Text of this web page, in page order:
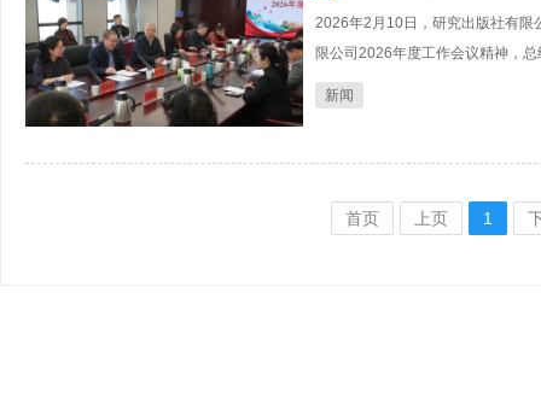
2026年2月10日，研究出版社有限
限公司2026年度工作会议精神，
新闻
首页 上页 1